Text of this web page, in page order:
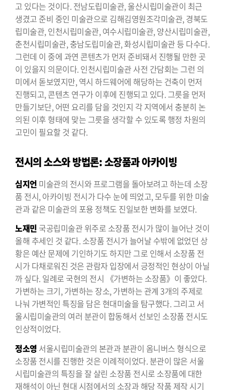
고 있다는 것이다. 전남도립미술관, 울산시립미술관이 최근
생겼고 준비 중인 미술관으로 김해김영원조각미술관, 경북도
립미술관, 인천시립미술관, 여수시립미술관, 양산시립미술관,
춘천시립미술관, 충남도립미술관, 화성시립미술관 등 다수다.
그런데 이 중에 과연 콘텐츠가 먼저 준비돼서 진행될 만한 곳
이 있을지 의문이다. 인천시립미술관 사전 간담회는 그런 의
미에서 돋보였지만, 역시 하드웨어에 해당하는 건축이 먼저
진행되고, 콘텐츠 연구가 이후에 진행되고 있다. 그릇을 먼저
만들기보단, 어떤 요리를 담을 것인지 각 지역에서 충분히 논
의된 이후 형태에 맞는 그릇을 생각할 수 있도록 행정 차원의
고민이 필요할 것 같다.
전시의 소스와 방법론: 소장품과 아카이빙
심지언 미술관의 전시와 프로그램을 돌아보려고 하는데 소장
품 전시, 아카이빙 전시가 다수 눈에 띄었고, 모두를 위한 미술
관과 같은 미술관의 포용 정책도 진일보한 변화를 보였다.
노재민 국공립미술관 위주로 소장품 전시가 많이 늘어난 것이
올해 추세인 것 같다. 소장품 전시가 늘어날 수밖에 없었던 상
황은 예산 문제에 기인하기도 하지만 그로 인해서 소장품 전
시가 다채로워진 것은 관람자 입장에서 긍정적인 현상이 아닐
까 싶다. 일례로 국현의 전시 《가변하는 소장품》이 좋았다.
가변하는 크기, 가변하는 장소, 가변하는 관계 3개의 주제로
나눠 가변적인 특징을 담은 현대미술을 탐구했다. 그리고 서
울시립미술관의 여러 분관이 합동해서 선보인 소장품 전시도
인상적이었다.
정소영 서울시립미술관의 본관과 분관이 옴니버스 형식으로
소장품 전시를 진행한 것은 이례적이었다. 분관이 많은 서울
시립미술관의 특징을 잘 살린 소장품 전시로 소장품에 대한
재해석이 아닌 현대 시점에서의 소장과 해당 작품 제작 시기